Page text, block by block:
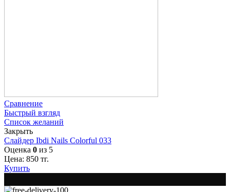
Сравнение
Быстрый взгляд
Список желаний
Закрыть
Слайдер Ibdi Nails Colorful 033
Оценка 0 из 5
Цена: 850 тг.
Купить